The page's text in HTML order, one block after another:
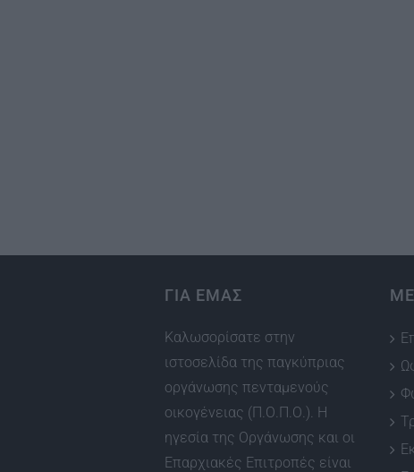
ΓΙΑ ΕΜΑΣ
Καλωσορίσατε στην
ιστοσελίδα της παγκύπριας
οργάνωσης πενταμενούς
οικογένειας (Π.Ο.Π.Ο.). Η
ηγεσία της Οργάνωσης και οι
Επαρχιακές Επιτροπές είναι